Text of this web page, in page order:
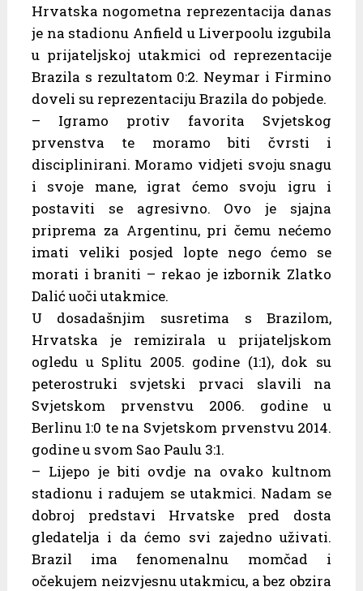
Hrvatska nogometna reprezentacija danas
je na stadionu Anfield u Liverpoolu izgubila
u prijateljskoj utakmici od reprezentacije
Brazila s rezultatom 0:2. Neymar i Firmino
doveli su reprezentaciju Brazila do pobjede.
– Igramo protiv favorita Svjetskog
prvenstva te moramo biti čvrsti i
disciplinirani. Moramo vidjeti svoju snagu
i svoje mane, igrat ćemo svoju igru i
postaviti se agresivno. Ovo je sjajna
priprema za Argentinu, pri čemu nećemo
imati veliki posjed lopte nego ćemo se
morati i braniti – rekao je izbornik Zlatko
Dalić uoči utakmice.
U dosadašnjim susretima s Brazilom,
Hrvatska je remizirala u prijateljskom
ogledu u Splitu 2005. godine (1:1), dok su
peterostruki svjetski prvaci slavili na
Svjetskom prvenstvu 2006. godine u
Berlinu 1:0 te na Svjetskom prvenstvu 2014.
godine u svom Sao Paulu 3:1.
– Lijepo je biti ovdje na ovako kultnom
stadionu i radujem se utakmici. Nadam se
dobroj predstavi Hrvatske pred dosta
gledatelja i da ćemo svi zajedno uživati.
Brazil ima fenomenalnu momčad i
očekujem neizvjesnu utakmicu, a bez obzira